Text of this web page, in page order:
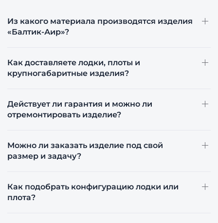
Из какого материала производятся изделия
«Балтик-Аир»?
Как доставляете лодки, плоты и
крупногабаритные изделия?
Действует ли гарантия и можно ли
отремонтировать изделие?
Можно ли заказать изделие под свой
размер и задачу?
Как подобрать конфигурацию лодки или
плота?